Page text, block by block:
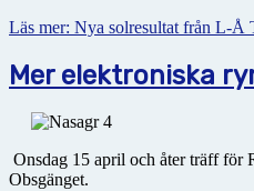
Läs mer: Nya solresultat från L-Å
Mer elektroniska
Onsdag 15 april och åter träff för
Obsgänget.